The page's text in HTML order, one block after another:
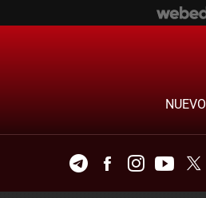
NUEVO
TelegramFacebookInstagram